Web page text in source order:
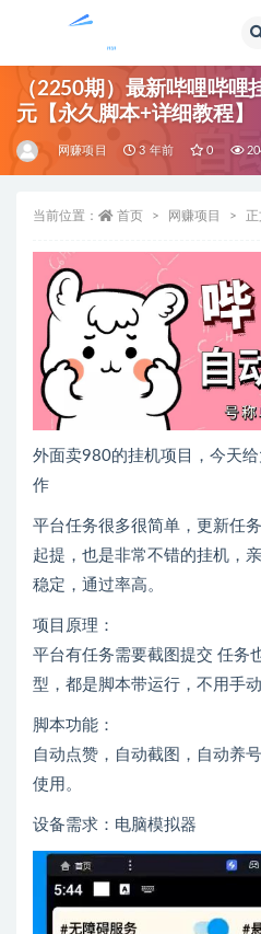
（2250期）最新哔哩哔
元【永久脚本+详细教程】
网赚项目 3 年前 0
当前位置： 首页 网赚项目 正
外面卖980的挂机项目，今天
作
平台任务很多很简单，更新任
起提，也是非常不错的挂机，
稳定，通过率高。
项目原理：
平台有任务需要截图提交 任务
型，都是脚本带运行，不用手动
脚本功能：
自动点赞，自动截图，自动养
使用。
设备需求：电脑模拟器